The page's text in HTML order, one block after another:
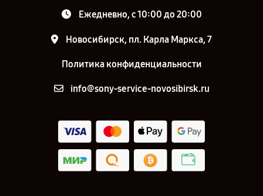
Ежедневно, с 10:00 до 20:00
Новосибирск, пл. Карла Маркса, 7
Политика конфиденциальности
info@sony-service-novosibirsk.ru